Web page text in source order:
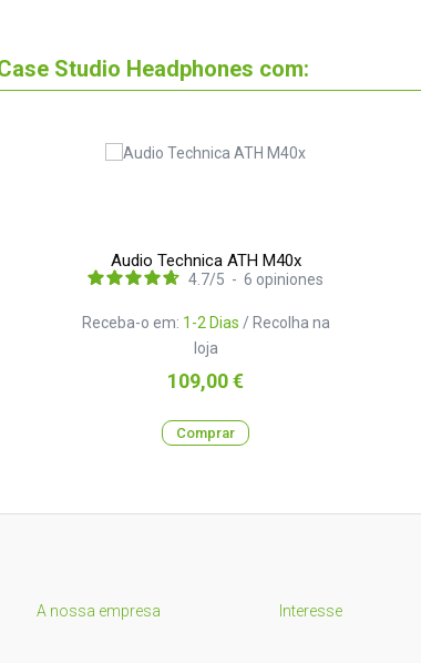
Studio Headphones com:
Audio Technica ATH M40x
Receba-o em: 1-2 Dias / Recolha na
loja
4.7/5 - 6 opiniones
Preço
109,00 €
Comprar
A nossa empresa Interesse